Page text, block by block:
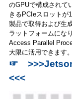
のGPUで構成されて
きるPCIeスロットが
製品で取得および生
ラットフォームにな
Access Parallel
大限に活用できます。
☞
<<<